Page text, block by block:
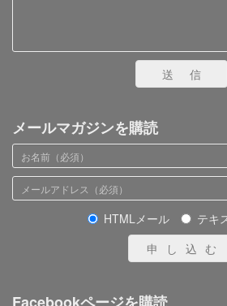
送信
メールマガジンを購読
HTMLメール
テキ
申し込む